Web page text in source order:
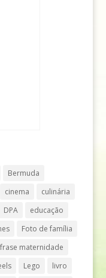
Bermuda
cinema
culinária
DPA
educação
Foto de família
frase maternidade
Lego
livro